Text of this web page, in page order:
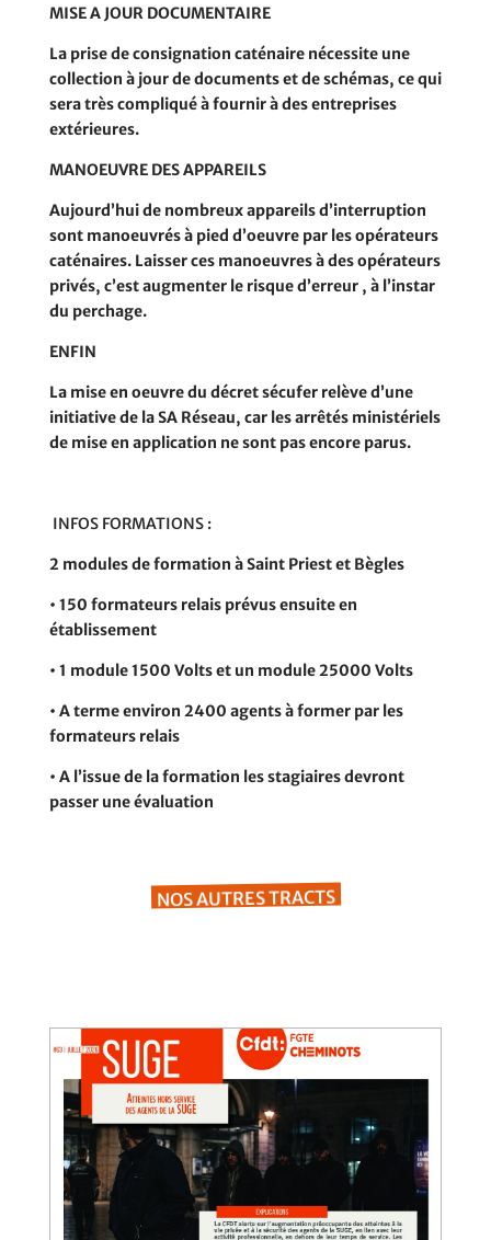
MISE A JOUR DOCUMENTAIRE
La prise de consignation caténaire nécessite une
collection à jour de documents et de schémas, ce qui
seratrès compliqué à fournir à des entreprises
extérieures.
MANOEUVRE DES APPAREILS
Aujourd’hui de nombreux appareils d’interruption
sont manoeuvrés à pied d’oeuvre par les opérateurs
caténaires. Laisser ces manoeuvres à des opérateurs
privés, c’estaugmenter le risque d’erreur , à l’instar
du perchage.
ENFIN
La mise en oeuvre du décret sécufer relève d’une
initiative de laSA Réseau, car les arrêtés ministériels
de mise en application ne sont pas encore parus.
INFOS FORMATIONS :
2 modules de formation à Saint Priest et Bègles
• 150 formateurs relais prévus ensuite en
établissement
• 1 module 1500 Volts et un module 25000 Volts
• A terme environ 2400 agents à former par les
formateurs relais
• A l’issue de la formation les stagiaires devront
passer une évaluation
NOS AUTRES TRACTS